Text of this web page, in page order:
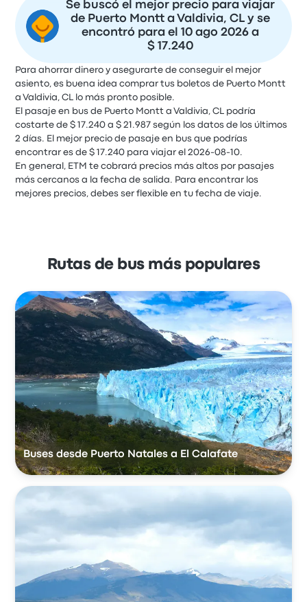
Se buscó el mejor precio para viajar
de Puerto Montt a Valdivia, CL y se
encontró para el 10 ago 2026 a
$ 17.240
Para ahorrar dinero y asegurarte de conseguir el mejor
asiento, es buena idea comprar tus boletos de Puerto Montt
a Valdivia, CL lo más pronto posible.
El pasaje en bus de Puerto Montt a Valdivia, CL podría
costarte de $ 17.240 a $ 21.987 según los datos de los últimos
2 días. El mejor precio de pasaje en bus que podrías
encontrar es de $ 17.240 para viajar el 2026-08-10.
En general, ETM te cobrará precios más altos por pasajes
más cercanos a la fecha de salida. Para encontrar los
mejores precios, debes ser flexible en tu fecha de viaje.
Rutas de bus más populares
Buses desde Puerto Natales a El Calafate